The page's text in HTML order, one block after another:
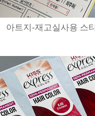
아트지-재고실사용 스